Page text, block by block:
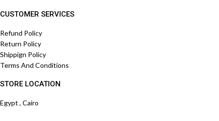
CUSTOMER SERVICES
Refund Policy
Return Policy
Shippign Policy
Terms And Conditions
STORE LOCATION
Egypt , Cairo